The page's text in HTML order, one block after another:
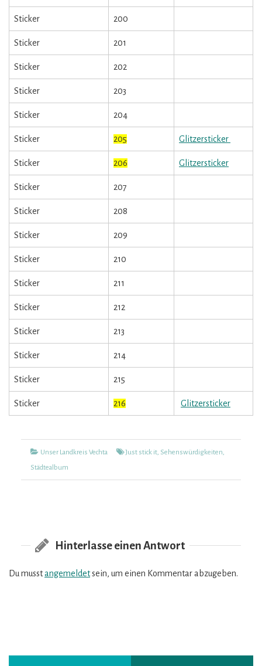
Sticker 200
Sticker 201
Sticker 202
Sticker 203
Sticker 204
Sticker 205 Glitzersticker
Sticker 206 Glitzersticker
Sticker 207
Sticker 208
Sticker 209
Sticker 210
Sticker 211
Sticker 212
Sticker 213
Sticker 214
Sticker 215
Sticker 216 Glitzersticker
Kategorien
Unser Landkreis Vechta TagsJust stick it, Sehenswürdigkeiten,
Städtealbum
Hinterlasse einen Antwort
Du musstangemeldetsein, um einen Kommentar abzugeben.